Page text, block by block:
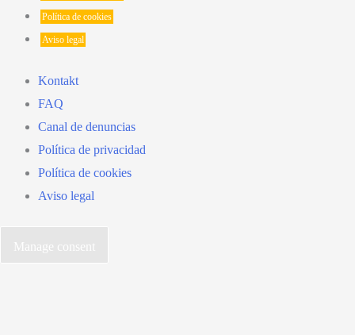
Política de cookies
Aviso legal
Kontakt
FAQ
Canal de denuncias
Política de privacidad
Política de cookies
Aviso legal
Manage consent